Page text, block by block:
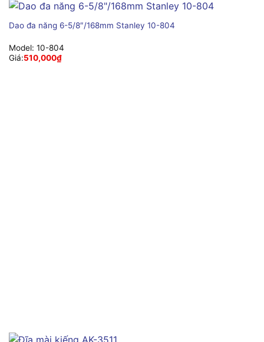
Dao đa năng 6-5/8″/168mm Stanley 10-804
Model: 10-804
Giá:510,000₫